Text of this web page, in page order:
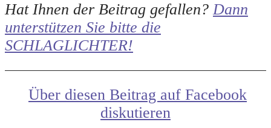
Hat Ihnen der Beitrag gefallen?Dann
unterstützen Sie bitte die
SCHLAGLICHTER!
Über diesen Beitrag auf Facebook
diskutieren